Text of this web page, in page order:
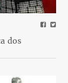
dos